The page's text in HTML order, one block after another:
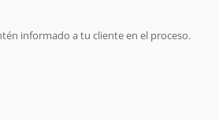
informado a tu cliente en el proceso.